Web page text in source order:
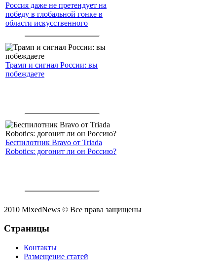
Россия даже не претендует на
победу в глобальной гонке в
области искусственного
Трамп и сигнал России: вы
побеждаете
Беспилотник Bravo от Triada
Robotics: догонит ли он Россию?
2010 MixedNews © Все права защищены
Страницы
Контакты
Размещение статей